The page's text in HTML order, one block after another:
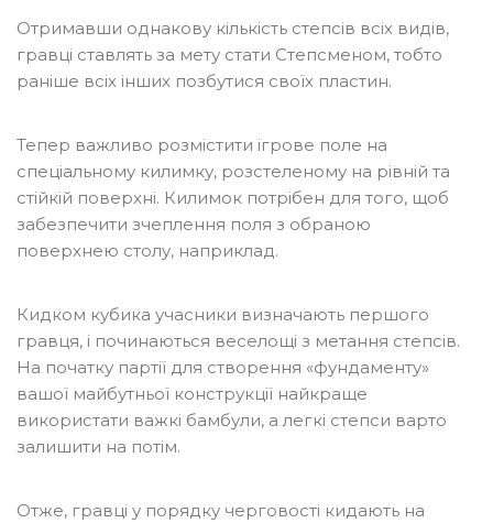
Отримавши однакову кількість степсів всіх видів,
гравці ставлять за мету стати Степсменом, тобто
раніше всіх інших позбутися своїх пластин.
Тепер важливо розмістити ігрове поле на
спеціальному килимку, розстеленому на рівній та
стійкій поверхні. Килимок потрібен для того, щоб
забезпечити зчеплення поля з обраною
поверхнею столу, наприклад.
Кидком кубика учасники визначають першого
гравця, і починаються веселощі з метання степсів.
На початку партії для створення «фундаменту»
вашої майбутньої конструкції найкраще
використати важкі бамбули, а легкі степси варто
залишити на потім.
Отже, гравці у порядку черговості кидають на